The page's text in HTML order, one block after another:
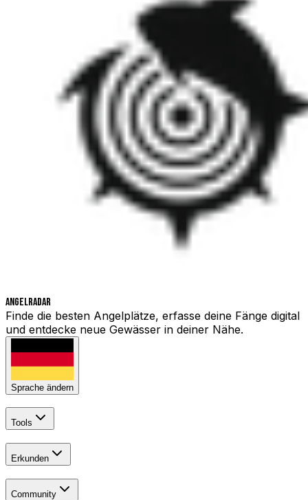
Angelradar
Finde die besten Angelplätze, erfasse deine Fänge digital
und entdecke neue Gewässer in deiner Nähe.
Sprache ändern
Tools
Erkunden
Community